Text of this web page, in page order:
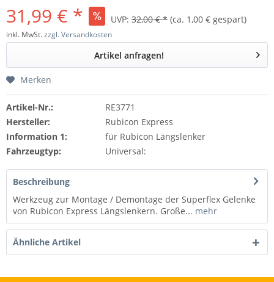
31,99 € * UVP: 32,00 € * (ca. 1,00 € gespart)
inkl. MwSt.zzgl. Versandkosten
Artikel anfragen!
Merken
Artikel-Nr.:
RE3771
Hersteller:
Rubicon Express
Information 1:
für Rubicon Längslenker
Fahrzeugtyp:
Universal:
Beschreibung
Werkzeug zur Montage / Demontage der Superflex Gelenke
von Rubicon Express Längslenkern. Große... mehr
Ähnliche Artikel